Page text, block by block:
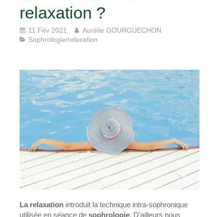
relaxation ?
11 Fév 2021
Aurélie GOURGUECHON
Sophrologie/relaxation
La relaxation introduit la technique intra-sophronique
utilisée en séance de sophrologie. D’ailleurs nous